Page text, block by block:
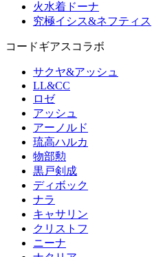
火水着ドーナ
究極イシス&ネフティス
コードギアスコラボ
サクヤ&アッシュ
LL&CC
ロゼ
アッシュ
アーノルド
琉高ハルカ
物部勲
黒戸剣成
ディボック
ナラ
キャサリン
クリストフ
ニーナ